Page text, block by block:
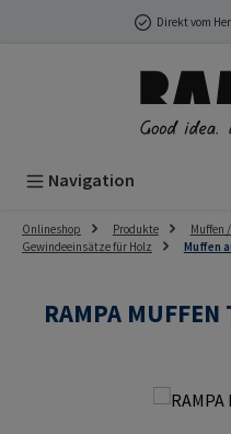
Zum Hauptinhalt springen
Direkt vom
Navigation
Onlineshop Produkte
Muffen
Gewindeeinsätze für Holz
Muffen
RAMPA MUFFEN
Bildergalerie